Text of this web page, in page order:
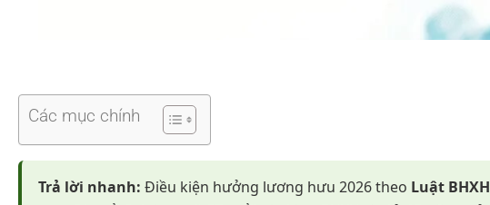
Các mục chính
Trả lời nhanh: Điều kiện hưởng lương hưu 2026 theo Luật